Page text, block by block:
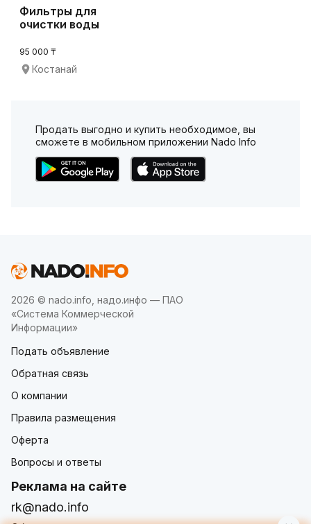
Фильтры для
очистки воды
95 000 ₸
Костанай
Продать выгодно и купить необходимое, вы
сможете в мобильном приложении Nado Info
2026 © nado.info, надо.инфо — ПАО
«Система Коммерческой
Информации»
Подать объявление
Обратная связь
О компании
Правила размещения
Оферта
Вопросы и ответы
Реклама на сайте
rk@nado.info